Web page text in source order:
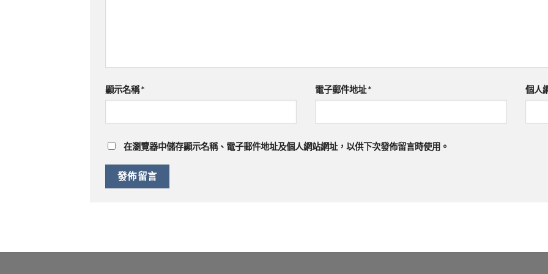
顯示名稱* 電子郵件地址* 個人
在瀏覽器中儲存顯示名稱、電子郵件地址及個人網站網址，以供下次發佈留言時使用。